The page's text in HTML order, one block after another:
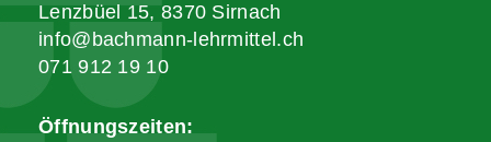
Lenzbüel 15, 8370 Sirnach
info@bachmann-lehrmittel.ch
071 912 19 10
Öffnungszeiten: